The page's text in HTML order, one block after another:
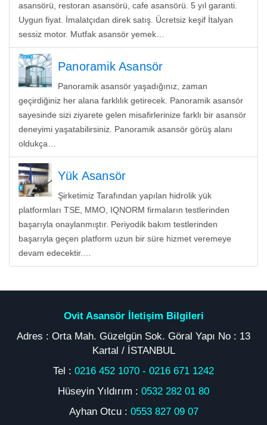
asansörü, restoran asansörü, cafe asansörü. 5 yıl garanti.
Uygun fiyat. İmalatçıdan direk satış. Ücretsiz keşif İtalyan
sessiz motor. Mutfak asansör yemek…
Panoramik Asansör
Panoramik asansör yaşadığınız, zaman
geçirdiğiniz her alana farklılık getirecek. Panoramik asansör
sayesinde sizi ziyarete gelen misafirlerinize farklı bir asansör
deneyimi yaşatabilirsiniz. Panoramik asansör görüş alanı
oldukça…
Yük Asansör
Şirketimiz Tarafından yapılan hidrolik yük
platformları TSE, MMO, IQNORM firmaların testlerinden
başarıyla onaylanmıştır. Periyodik bakım testlerinden
başarıyla geçen platform uzun bir süre hizmet veremeye
devam edecektir.…
Ovit Asansör İletişim Bilgileri
Adres : Orta Mah. Güzelgün Sok. Göral Yapı No : 13
Kartal / İSTANBUL
Tel : 0216 452 1070 - 0216 671 1242
Hüseyin Yıldırım : 0532 282 01 80
Ayhan Otcu : 0553 827 09 07